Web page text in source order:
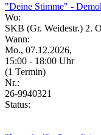
"Deine Stimme" -
Wo:
SKB (Gr. Weidestr.) 2.
Wann:
Mo., 07.12.2026,
15:00 - 18:00 Uhr
(1 Termin)
Nr.:
26-9940321
Status: